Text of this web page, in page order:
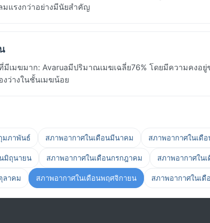
แรงกว่าอย่างมีนัยสำคัญ
เมฆมาก: Avaruaมีปริมาณเมฆเฉลี่ย76% โดยมีความคงอยู่
ว่างในชั้นเมฆน้อย
มภาพันธ์ สภาพอากาศในเดือนมีนาคม สภาพอากาศในเดื
มิถุนายน สภาพอากาศในเดือนกรกฎาคม สภาพอากาศใน
ลาคม สภาพอากาศในเดือนพฤศจิกายน สภาพอากาศในเ